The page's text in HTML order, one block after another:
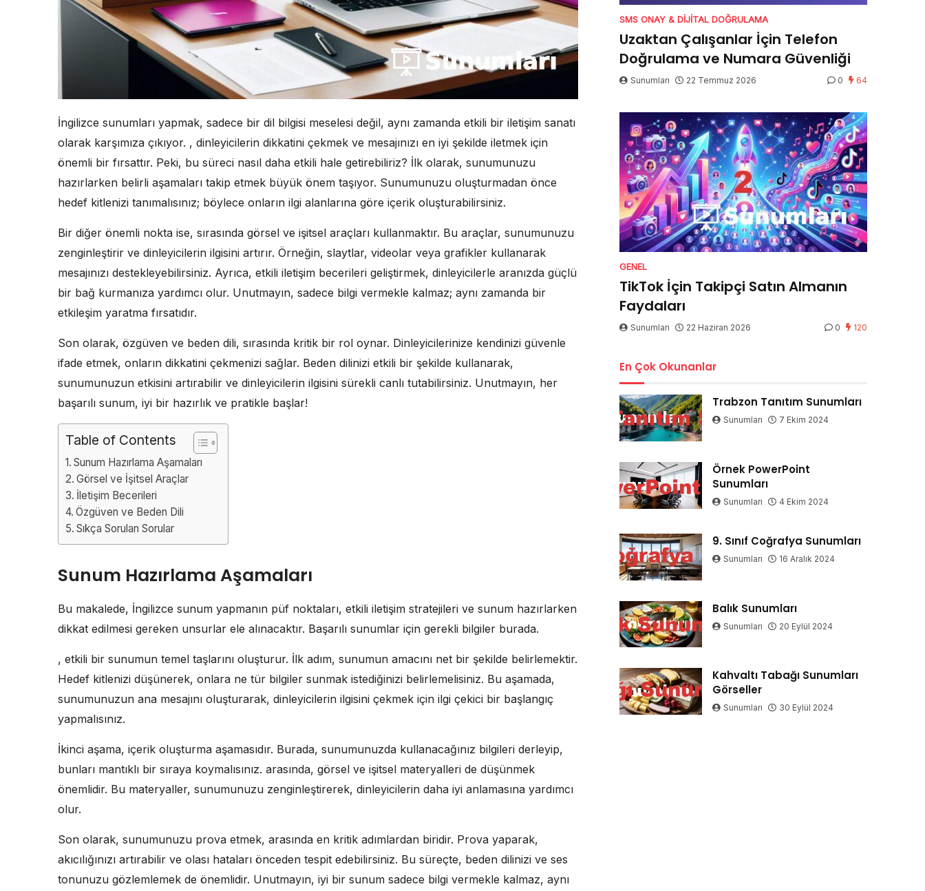
İngilizce sunumları yapmak, sadece bir dil bilgisi meselesi değil, aynı zamanda etkili bir iletişim sanatı
olarak karşımıza çıkıyor. , dinleyicilerin dikkatini çekmek ve mesajınızı en iyi şekilde iletmek için
önemli bir fırsattır. Peki, bu süreci nasıl daha etkili hale getirebiliriz? İlk olarak, sunumunuzu
hazırlarken belirli aşamaları takip etmek büyük önem taşıyor. Sunumunuzu oluşturmadan önce
hedef kitlenizi tanımalısınız; böylece onların ilgi alanlarına göre içerik oluşturabilirsiniz.
Bir diğer önemli nokta ise, sırasında görsel ve işitsel araçları kullanmaktır. Bu araçlar, sunumunuzu
zenginleştirir ve dinleyicilerin ilgisini artırır. Örneğin, slaytlar, videolar veya grafikler kullanarak
mesajınızı destekleyebilirsiniz. Ayrıca, etkili iletişim becerileri geliştirmek, dinleyicilerle aranızda güçlü
bir bağ kurmanıza yardımcı olur. Unutmayın, sadece bilgi vermekle kalmaz; aynı zamanda bir
etkileşim yaratma fırsatıdır.
Son olarak, özgüven ve beden dili, sırasında kritik bir rol oynar. Dinleyicilerinize kendinizi güvenle
ifade etmek, onların dikkatini çekmenizi sağlar. Beden dilinizi etkili bir şekilde kullanarak,
sunumunuzun etkisini artırabilir ve dinleyicilerin ilgisini sürekli canlı tutabilirsiniz. Unutmayın, her
başarılı sunum, iyi bir hazırlık ve pratikle başlar!
Table of Contents
Sunum Hazırlama Aşamaları
Görsel ve İşitsel Araçlar
İletişim Becerileri
Özgüven ve Beden Dili
Sıkça Sorulan Sorular
Sunum Hazırlama Aşamaları
Bu makalede, İngilizce sunum yapmanın püf noktaları, etkili iletişim stratejileri ve sunum hazırlarken
dikkat edilmesi gereken unsurlar ele alınacaktır. Başarılı sunumlar için gerekli bilgiler burada.
, etkili bir sunumun temel taşlarını oluşturur. İlk adım, sunumun amacını net bir şekilde belirlemektir.
Hedef kitlenizi düşünerek, onlara ne tür bilgiler sunmak istediğinizi belirlemelisiniz. Bu aşamada,
sunumunuzun ana mesajını oluşturarak, dinleyicilerin ilgisini çekmek için ilgi çekici bir başlangıç
yapmalısınız.
İkinci aşama, içerik oluşturma aşamasıdır. Burada, sunumunuzda kullanacağınız bilgileri derleyip,
bunları mantıklı bir sıraya koymalısınız. arasında, görsel ve işitsel materyalleri de düşünmek
önemlidir. Bu materyaller, sunumunuzu zenginleştirerek, dinleyicilerin daha iyi anlamasına yardımcı
olur.
Son olarak, sunumunuzu prova etmek, arasında en kritik adımlardan biridir. Prova yaparak,
akıcılığınızı artırabilir ve olası hataları önceden tespit edebilirsiniz. Bu süreçte, beden dilinizi ve ses
tonunuzu gözlemlemek de önemlidir. Unutmayın, iyi bir sunum sadece bilgi vermekle kalmaz, aynı
SMS ONAY & DIJITAL DOĞRULAMA
Uzaktan Çalışanlar İçin Telefon
Doğrulama ve Numara Güvenliği
Sunumları 22 Temmuz 2026 0 64
GENEL
TikTok İçin Takipçi Satın Almanın
Faydaları
Sunumları 22 Haziran 2026 0 120
En Çok Okunanlar
Trabzon Tanıtım Sunumları
Sunumları 7 Ekim 2024
Örnek PowerPoint
Sunumları
Sunumları 4 Ekim 2024
9. Sınıf Coğrafya Sunumları
Sunumları 16 Aralık 2024
Balık Sunumları
Sunumları 20 Eylül 2024
Kahvaltı Tabağı Sunumları
Görseller
Sunumları 30 Eylül 2024